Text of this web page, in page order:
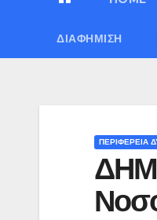
ΔΙΑΦΉΜΙΣΗ
ΠΕΡΙΦΕΡΕΙΑ